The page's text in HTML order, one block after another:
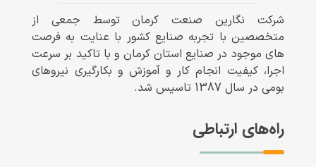
شرکت نگارین صنعت کرمان توسط جمعی از
متخصصین با تجربه صنایع کشور با عنایت به فرصت
های موجود در صنایع استان کرمان و با تاکید بر سرعت
اجرا، کیفیت انجام کار و آموزش و بکارگیری نیروهای
بومی در سال 1387 تاسیس شد.
راه‌های ارتباطی